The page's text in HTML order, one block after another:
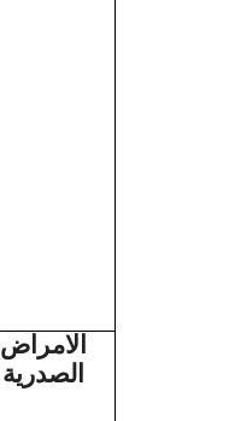
الامراض
الصدرية